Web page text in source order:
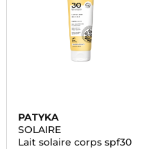
PATYKA
SOLAIRE
Lait solaire corps spf30